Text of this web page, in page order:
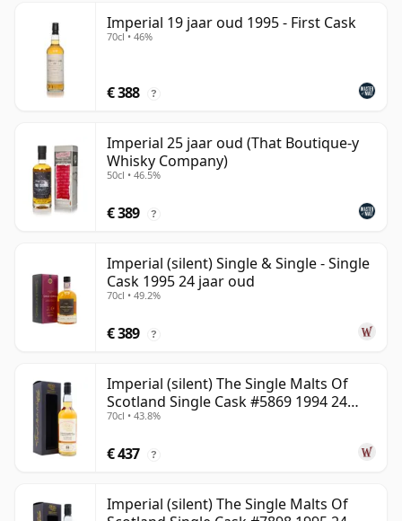
Imperial 19 jaar oud 1995 - First Cask
70cl • 46%
€ 388 ?
Imperial 25 jaar oud (That Boutique-y
Whisky Company)
50cl • 46.5%
€ 389 ?
Imperial (silent) Single & Single - Single
Cask 1995 24 jaar oud
70cl • 49.2%
€ 389 ?
Imperial (silent) The Single Malts Of
Scotland Single Cask #5869 1994 24
jaar oud
70cl • 43.8%
€ 437 ?
Imperial (silent) The Single Malts Of